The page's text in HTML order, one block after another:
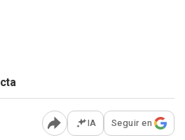
Abrir opciones para
IA Seguir en